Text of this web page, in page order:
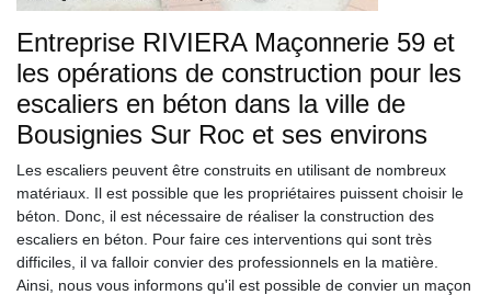
Entreprise RIVIERA Maçonnerie 59 et
les opérations de construction pour les
escaliers en béton dans la ville de
Bousignies Sur Roc et ses environs
Les escaliers peuvent être construits en utilisant de nombreux
matériaux. Il est possible que les propriétaires puissent choisir le
béton. Donc, il est nécessaire de réaliser la construction des
escaliers en béton. Pour faire ces interventions qui sont très
difficiles, il va falloir convier des professionnels en la matière.
Ainsi, nous vous informons qu'il est possible de convier un maçon